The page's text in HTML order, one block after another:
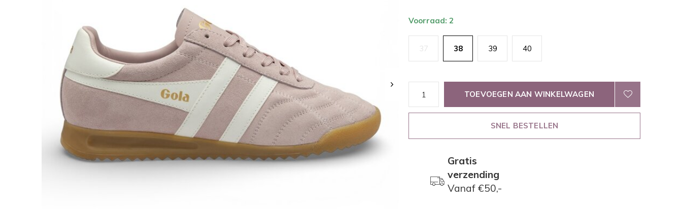
Voorraad: 2
37 38 39 40
TOEVOEGEN AAN WINKELWAGEN
SNEL BESTELLEN
Gratis
verzending
Vanaf €50,-